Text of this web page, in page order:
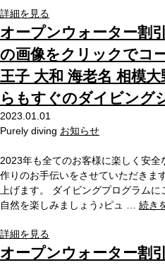
詳細を見る
オープンウォーター割
の画像をクリックでコ
王子 大和 海老名 相模
らもすぐのダイビング
2023.01.01
Purely diving お知らせ
2023年も全てのお客様に楽しく安
作りのお手伝いをさせていただきま
上げます。 ダイビングプログラム
自然を楽しみましょう♪ピュ … 続き
詳細を見る
オープンウォーター割